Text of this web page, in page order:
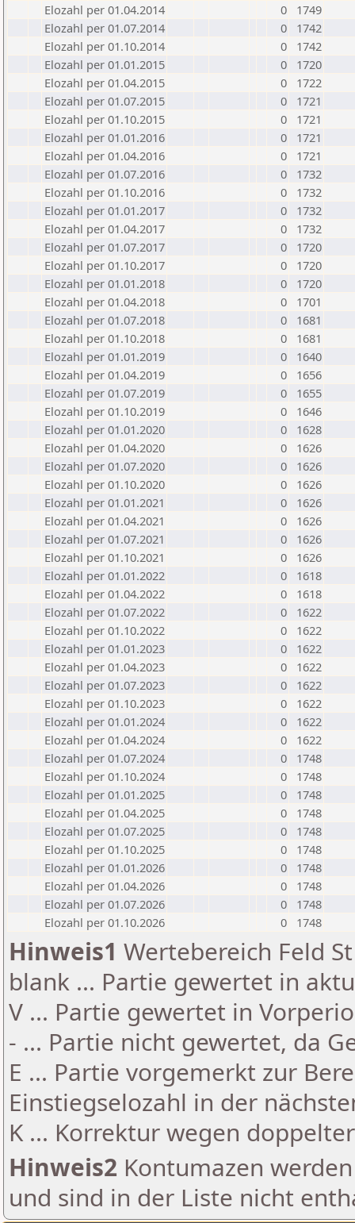
Elozahl per 01.04.2014
0
1749
Elozahl per 01.07.2014
0
1742
Elozahl per 01.10.2014
0
1742
Elozahl per 01.01.2015
0
1720
Elozahl per 01.04.2015
0
1722
Elozahl per 01.07.2015
0
1721
Elozahl per 01.10.2015
0
1721
Elozahl per 01.01.2016
0
1721
Elozahl per 01.04.2016
0
1721
Elozahl per 01.07.2016
0
1732
Elozahl per 01.10.2016
0
1732
Elozahl per 01.01.2017
0
1732
Elozahl per 01.04.2017
0
1732
Elozahl per 01.07.2017
0
1720
Elozahl per 01.10.2017
0
1720
Elozahl per 01.01.2018
0
1720
Elozahl per 01.04.2018
0
1701
Elozahl per 01.07.2018
0
1681
Elozahl per 01.10.2018
0
1681
Elozahl per 01.01.2019
0
1640
Elozahl per 01.04.2019
0
1656
Elozahl per 01.07.2019
0
1655
Elozahl per 01.10.2019
0
1646
Elozahl per 01.01.2020
0
1628
Elozahl per 01.04.2020
0
1626
Elozahl per 01.07.2020
0
1626
Elozahl per 01.10.2020
0
1626
Elozahl per 01.01.2021
0
1626
Elozahl per 01.04.2021
0
1626
Elozahl per 01.07.2021
0
1626
Elozahl per 01.10.2021
0
1626
Elozahl per 01.01.2022
0
1618
Elozahl per 01.04.2022
0
1618
Elozahl per 01.07.2022
0
1622
Elozahl per 01.10.2022
0
1622
Elozahl per 01.01.2023
0
1622
Elozahl per 01.04.2023
0
1622
Elozahl per 01.07.2023
0
1622
Elozahl per 01.10.2023
0
1622
Elozahl per 01.01.2024
0
1622
Elozahl per 01.04.2024
0
1622
Elozahl per 01.07.2024
0
1748
Elozahl per 01.10.2024
0
1748
Elozahl per 01.01.2025
0
1748
Elozahl per 01.04.2025
0
1748
Elozahl per 01.07.2025
0
1748
Elozahl per 01.10.2025
0
1748
Elozahl per 01.01.2026
0
1748
Elozahl per 01.04.2026
0
1748
Elozahl per 01.07.2026
0
1748
Elozahl per 01.10.2026
0 1748
Hinweis1 Wertebereich Feld
blank ... Partie gewertet in
V ... Partie gewertet in
- ... Partie nicht gewertet, da
E ... Partie vorgemerkt zur
Einstiegselozahl in der
K ... Korrektur wegen
Hinweis2 Kontumazen
und sind in der Liste nicht